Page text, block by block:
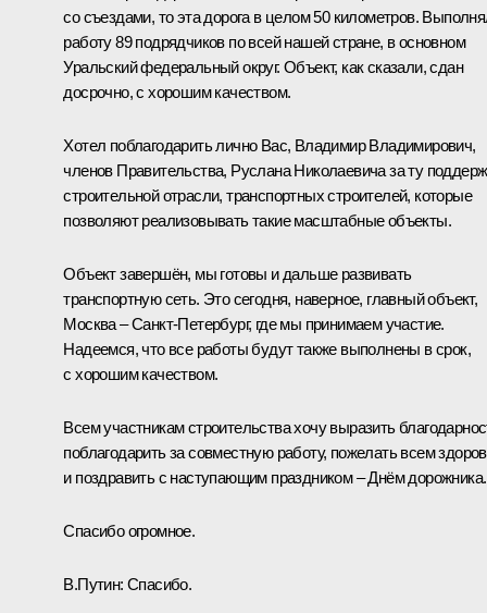
со съездами, то эта дорога в целом 50 километров.
работу 89 подрядчиков по всей нашей стране, в основном
Уральский федеральный округ. Объект, как сказали, сдан
досрочно, с хорошим качеством.
Хотел поблагодарить лично Вас, Владимир Владимирович,
членов Правительства, Руслана Николаевича за ту
строительной отрасли, транспортных строителей, которые
позволяют реализовывать такие масштабные объекты.
Объект завершён, мы готовы и дальше развивать
транспортную сеть. Это сегодня, наверное, главный объект,
Москва – Санкт-Петербург, где мы принимаем участие.
Надеемся, что все работы будут также выполнены в срок,
с хорошим качеством.
Всем участникам строительства хочу выразить
поблагодарить за совместную работу, пожелать всем
и поздравить с наступающим праздником – Днём дорожника.
Спасибо огромное.
В.Путин: Спасибо.